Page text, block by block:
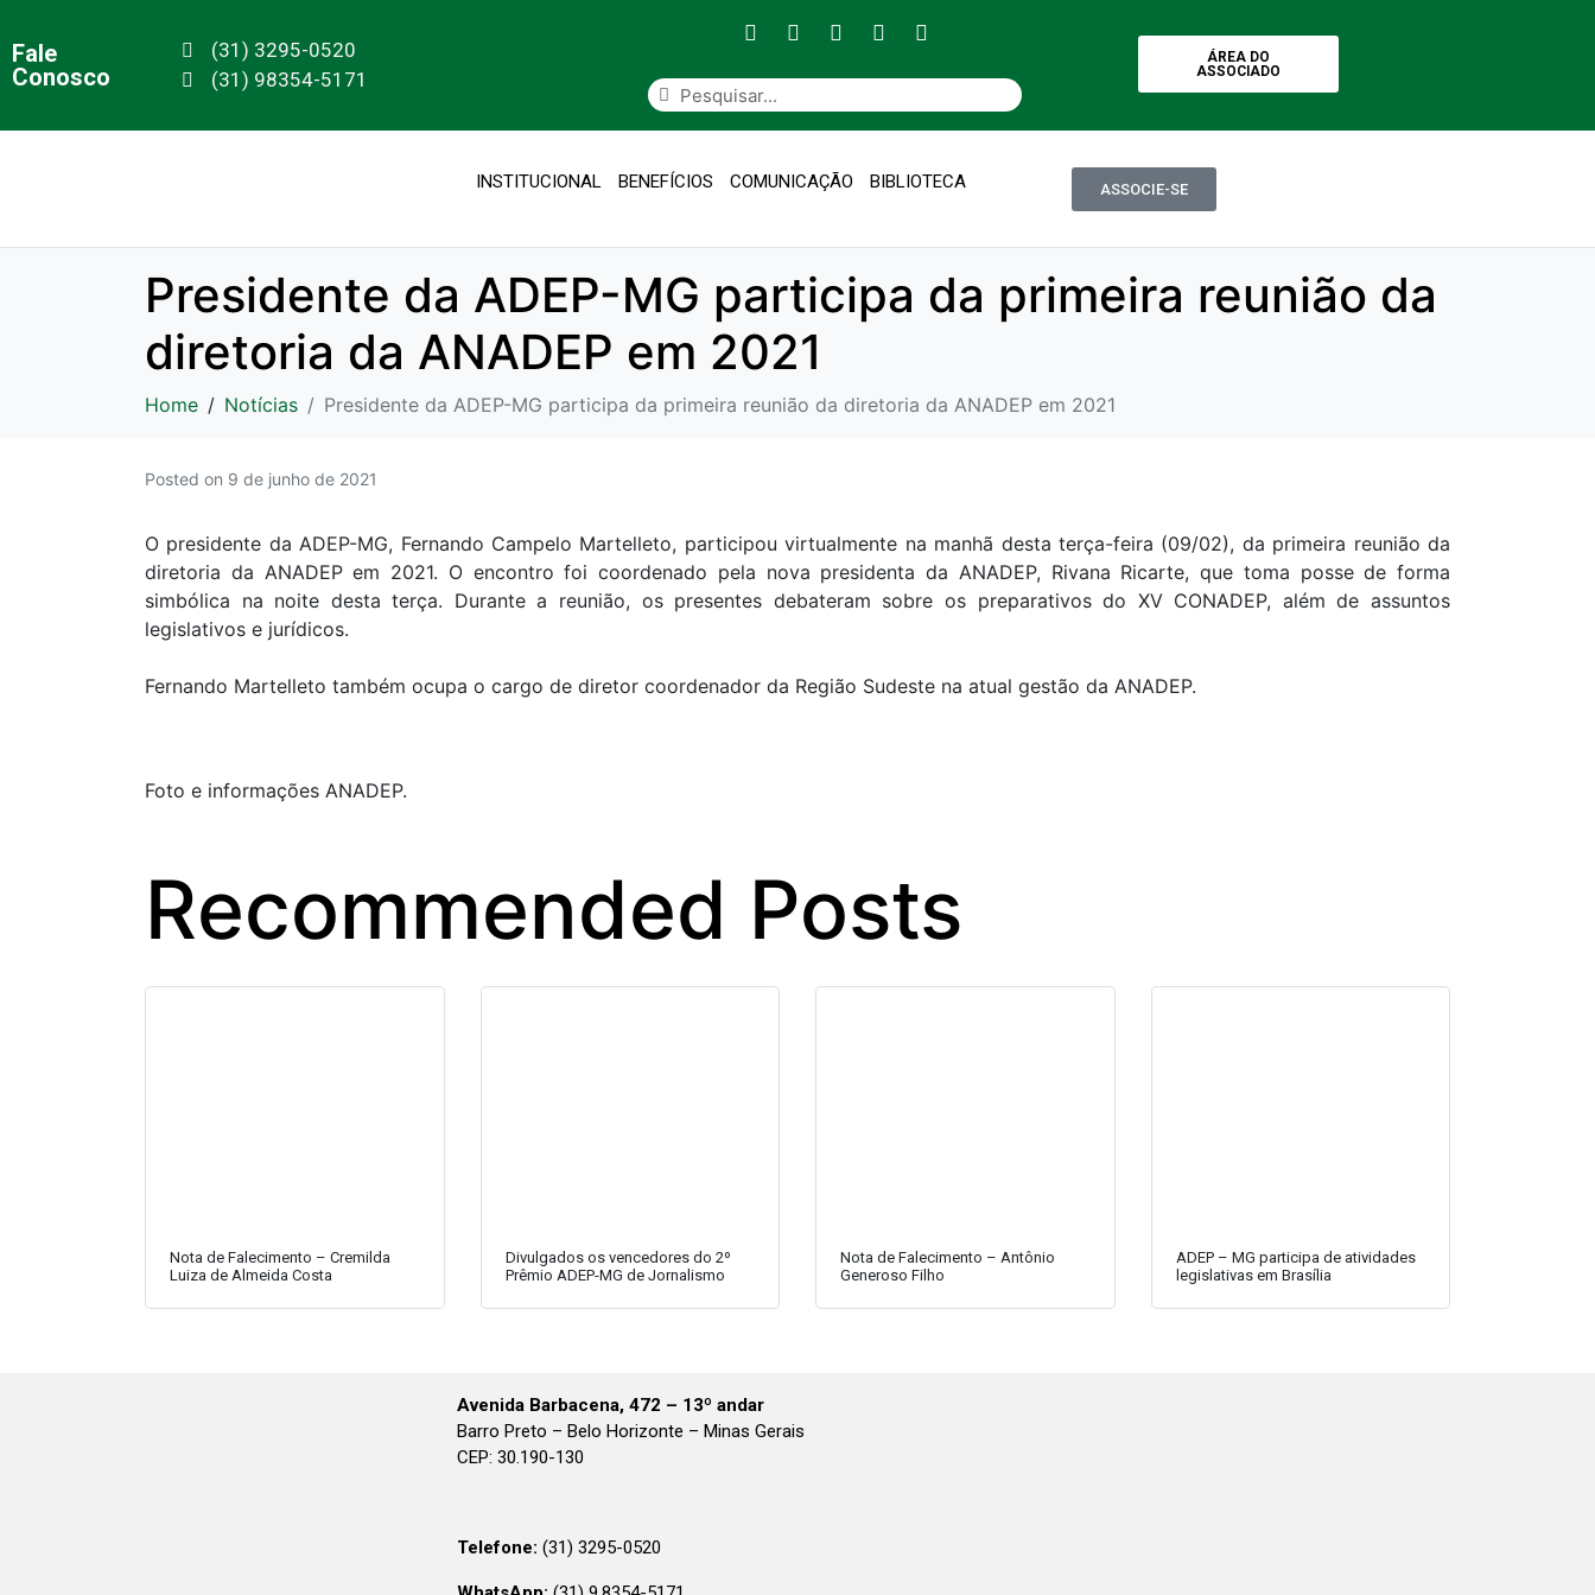
Fale
Conosco
(31) 3295-0520
(31) 98354-5171
ÁREA DO
ASSOCIADO
INSTITUCIONAL BENEFÍCIOS COMUNICAÇÃO BIBLIOTECA ASSOCIE-SE
Presidente da ADEP-MG participa da primeira reunião da
diretoria da ANADEP em 2021
Home Notícias Presidente da ADEP-MG participa da primeira reunião da diretoria da ANADEP em 2021
Posted on 9 de junho de 2021
O presidente da ADEP-MG, Fernando Campelo Martelleto, participou virtualmente na manhã desta terça-feira (09/02), da primeira reunião da
diretoria da ANADEP em 2021. O encontro foi coordenado pela nova presidenta da ANADEP, Rivana Ricarte, que toma posse de forma
simbólica na noite desta terça. Durante a reunião, os presentes debateram sobre os preparativos do XV CONADEP, além de assuntos
legislativos e jurídicos. ⁣
Fernando Martelleto também ocupa o cargo de diretor coordenador da Região Sudeste na atual gestão da ANADEP.
Foto e informações ANADEP.
Recommended Posts
Nota de Falecimento – Cremilda
Luiza de Almeida Costa
Divulgados os vencedores do 2º
Prêmio ADEP-MG de Jornalismo
Nota de Falecimento – Antônio
Generoso Filho
ADEP – MG participa de atividades
legislativas em Brasília
Avenida Barbacena, 472 – 13º andar
Barro Preto – Belo Horizonte – Minas Gerais
CEP: 30.190-130
Telefone: (31) 3295-0520